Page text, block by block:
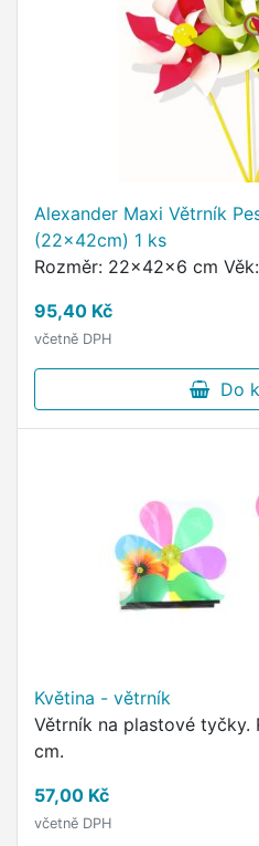
Alexander Maxi Větrník
(22x42cm) 1 ks
Rozměr: 22x42x6 cm
95,40 Kč
včetně DPH
Do
Květina - větrník
Větrník na plastové tyčky.
cm.
57,00 Kč
včetně DPH